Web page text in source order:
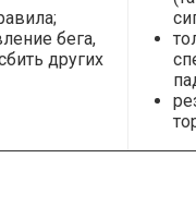
бега,
других